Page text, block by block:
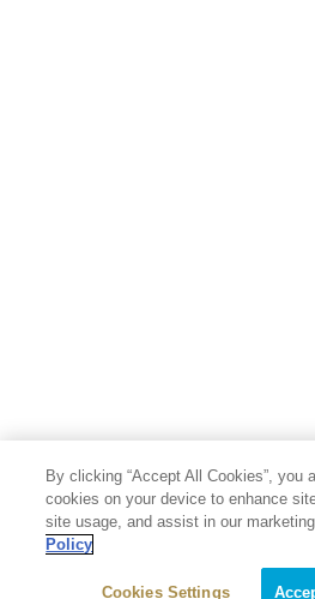
By clicking “Accept All Cookies”, you
cookies on your device to enhance
site usage, and assist in our
Policy
Cookies Settings